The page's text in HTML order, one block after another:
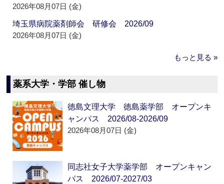
2026年08月07日 (金)
埼玉県病院薬剤師会 研修会 2026/09
2026年08月07日 (金)
もっと見る »
薬系大学・学部 催し物
徳島文理大学 徳島薬学部 オープンキ
ャンパス 2026/08-2026/09
2026年08月07日 (金)
同志社女子大学薬学部 オープンキャン
パス 2026/07-2027/03